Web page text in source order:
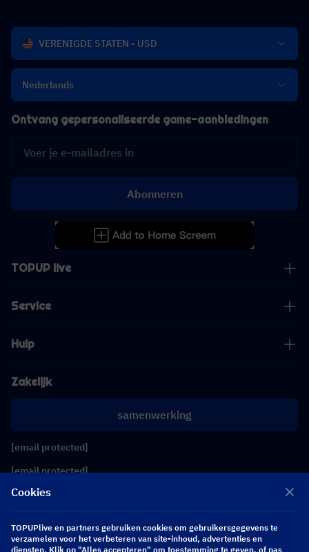
VERENIGDE STATEN - USD
Nederlands
TOPUP live
Service
Hulp
Zakelijk
samenwerking
[email protected]
[email protected]
Ontvang gepersonaliseerde game-aanbiedingen
Abonneren
Volg ons
Cookies
TOPUPlive en partners gebruiken cookies om gebruikersgegevens te
verzamelen voor het verbeteren van site-inhoud, advertenties en
diensten. Klik op "Alles accepteren" om toestemming te geven, of pas